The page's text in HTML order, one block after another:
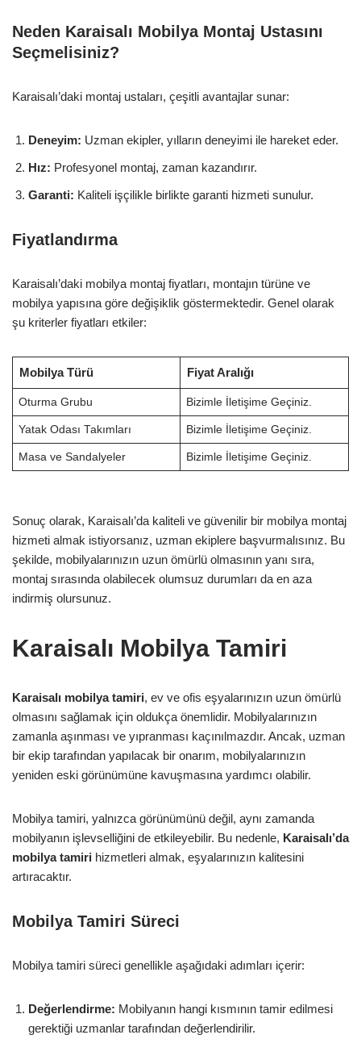
Neden Karaisalı Mobilya Montaj Ustasını
Seçmelisiniz?
Karaisalı’daki montaj ustaları, çeşitli avantajlar sunar:
Deneyim: Uzman ekipler, yılların deneyimi ile hareket eder.
Hız: Profesyonel montaj, zaman kazandırır.
Garanti: Kaliteli işçilikle birlikte garanti hizmeti sunulur.
Fiyatlandırma
Karaisalı’daki mobilya montaj fiyatları, montajın türüne ve
mobilya yapısına göre değişiklik göstermektedir. Genel olarak
şu kriterler fiyatları etkiler:
Mobilya Türü Fiyat Aralığı
Oturma Grubu Bizimle İletişime Geçiniz.
Yatak Odası Takımları Bizimle İletişime Geçiniz.
Masa ve Sandalyeler Bizimle İletişime Geçiniz.
Sonuç olarak, Karaisalı’da kaliteli ve güvenilir bir mobilya montaj
hizmeti almak istiyorsanız, uzman ekiplere başvurmalısınız. Bu
şekilde, mobilyalarınızın uzun ömürlü olmasının yanı sıra,
montaj sırasında olabilecek olumsuz durumları da en aza
indirmiş olursunuz.
Karaisalı Mobilya Tamiri
Karaisalı mobilya tamiri, ev ve ofis eşyalarınızın uzun ömürlü
olmasını sağlamak için oldukça önemlidir. Mobilyalarınızın
zamanla aşınması ve yıpranması kaçınılmazdır. Ancak, uzman
bir ekip tarafından yapılacak bir onarım, mobilyalarınızın
yeniden eski görünümüne kavuşmasına yardımcı olabilir.
Mobilya tamiri, yalnızca görünümünü değil, aynı zamanda
mobilyanın işlevselliğini de etkileyebilir. Bu nedenle, Karaisalı’da
mobilya tamiri hizmetleri almak, eşyalarınızın kalitesini
artıracaktır.
Mobilya Tamiri Süreci
Mobilya tamiri süreci genellikle aşağıdaki adımları içerir:
Değerlendirme: Mobilyanın hangi kısmının tamir edilmesi
gerektiği uzmanlar tarafından değerlendirilir.